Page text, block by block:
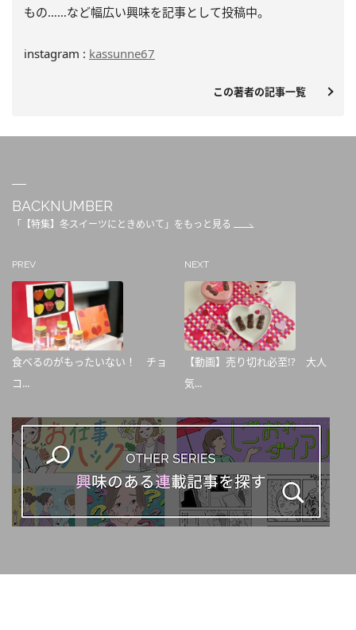
もの……など幅広い興味を記事として投稿中。
instagram : kassunne67
この著者の記事一覧
BACKNUMBER
「【特集】冬スイーツにときめいて」をもっと見る
PREV
食べるのがもったいない！ チョ
コ...
NEXT
【動画】売り切れ必至!? 大人
気...